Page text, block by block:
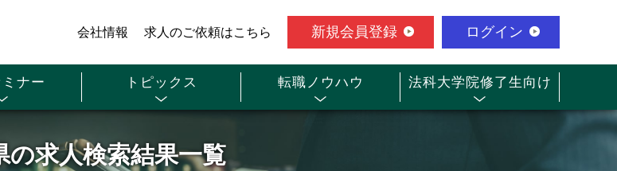
会社情報 求人のご依頼はこちら 新規会員登録 ログイン
ナー トピックス 転職ノウハウ 法科大学院修了生向け
の求人検索結果一覧